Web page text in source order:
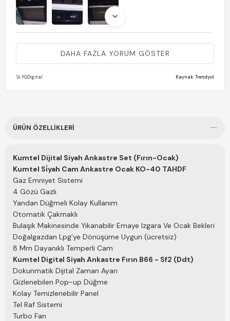
28 Kasım 2025
Fiyat performans ürünü. Şık ve ihtiyaca cevap verecek bir ürün
G** D**
02 Ağustos 2025
Ürün nasıl bilmiyoruz çünkü bir haftadır servis bekliyoruz
taşındığım evde Ocak yok iki çoçuğum var ve mağdur edildim
günlük arayıp acil olduğunu söylediğim halde umursamıyor
gelmiyor servis almayın pişmanlık.Güncelleme servis günler
sonra geldi fırını kurdu ama Ocak kusurlu geldi günlerdir
bekliyorum kim bilir daha ne kadar bekleyeceğiz resmen
mağdur edildik ben bu markanın böyle olduğunu kesinlikle
bilmiyorumdum fırına gelince şimdilik bir sorun yok pişirmeside
gayet güzel
DAHA FAZLA YORUM GÖSTER
🚀 YGDigital Kaynak: Trendyol
ÜRÜN ÖZELLIKLERI
Kumtel Dijital Siyah Ankastre Set (Fırın-Ocak)
Kumtel Si̇yah Cam Ankastre Ocak KO-40 TAHDF
Gaz Emniyet Sistemi
4 Gözü Gazlı
Yandan Düğmeli Kolay Kullanım
Otomatik Çakmaklı
Bulaşık Makinesinde Yıkanabilir Emaye Izgara Ve Ocak Bekleri
Doğalgazdan Lpg’ye Dönüşüme Uygun (ücretsiz)
8 Mm Dayanıklı Temperli Cam
Kumtel Digital Siyah Ankastre Fırın B66 - Sf2 (Ddt)
Dokunmatik Dijital Zaman Ayarı
Gizlenebilen Pop-up Düğme
Kolay Temizlenebilir Panel
Tel Raf Sistemi
Turbo Fan